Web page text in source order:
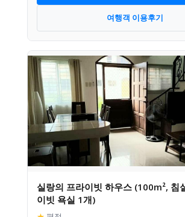
여행객 이용후기
실랑의 프라이빗 하우스 (100m², 침
이빗 욕실 1개)